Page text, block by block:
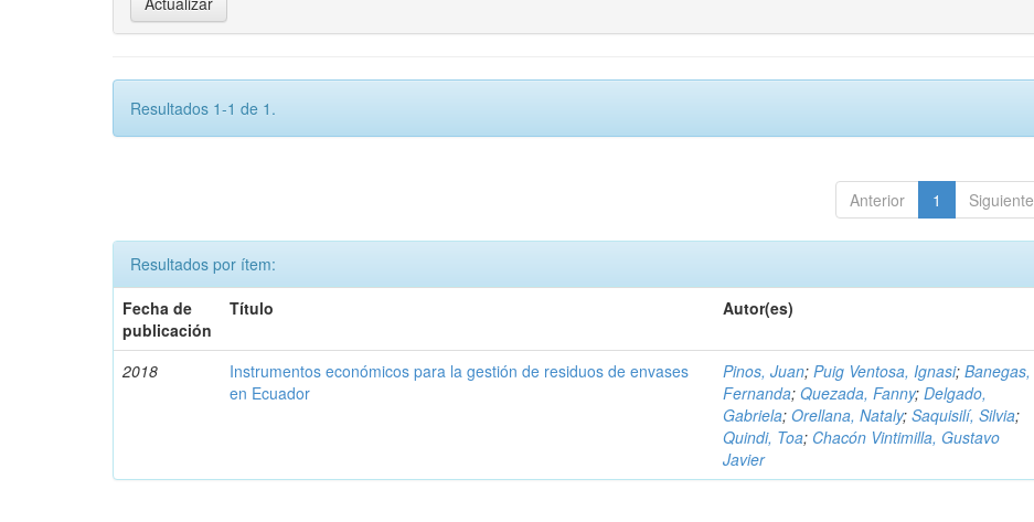
Resultados 1-1 de 1.
Anterior 1 Siguiente
Resultados por ítem:
Fecha de
publicación
Título Autor(es)
2018
Instrumentos económicos para la gestión de residuos de envases
en Ecuador
Pinos, Juan;Puig Ventosa, Ignasi;Banegas,
Fernanda;Quezada, Fanny;Delgado,
Gabriela;Orellana, Nataly;Saquisilí, Silvia;
Quindi, Toa; Chacón Vintimilla, Gustavo
Javier